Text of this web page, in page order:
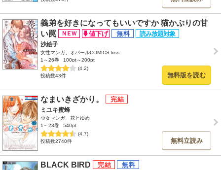
義弟を好きになってもいいですか 猫かぶりの甘
い罠
沙絵子
女性マンガ、オパールCOMICS kiss
1～26巻
100pt～200pt
(4.2)
投稿数43件
無料版を読む
なまいきざかり。
ミユキ蜜蜂
少女マンガ、花とゆめ
1～23巻
540pt
(4.7)
投稿数2740件
無料立読み
BLACK BIRD